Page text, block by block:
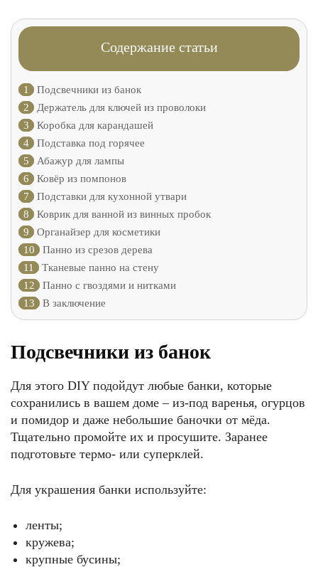
Содержание статьи
1
Подсвечники из банок
2
Держатель для ключей из проволоки
3
Коробка для карандашей
4
Подставка под горячее
5
Абажур для лампы
6
Ковёр из помпонов
7
Подставки для кухонной утвари
8
Коврик для ванной из винных пробок
9
Органайзер для косметики
10
Панно из срезов дерева
11
Тканевые панно на стену
12
Панно с гвоздями и нитками
13
В заключение
Подсвечники из банок
Для этого DIY подойдут любые банки, которые
сохранились в вашем доме – из-под варенья, огурцов
и помидор и даже небольшие баночки от мёда.
Тщательно промойте их и просушите. Заранее
подготовьте термо- или суперклей.
Для украшения банки используйте:
ленты;
кружева;
крупные бусины;